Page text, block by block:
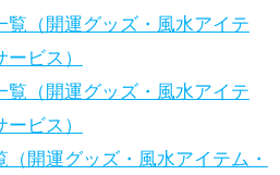
（開運グッズ・風水アイテ
ビス）
（開運グッズ・風水アイテ
ビス）
開運グッズ・風水アイテム・